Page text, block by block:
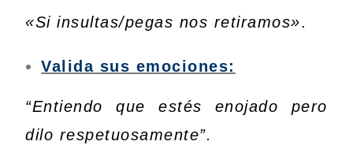
«Si insultas/pegas nos retiramos».
Valida sus emociones:
“Entiendo que estés enojado pero
dilo respetuosamente”.